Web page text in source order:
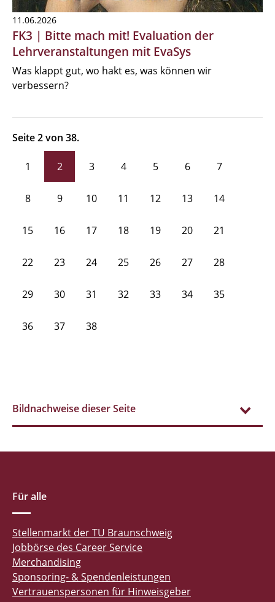
11.06.2026
FK3 | Bitte mach mit! Evaluation der
Lehrveranstaltungen mit EvaSys
Was klappt gut, wo hakt es, was können wir
verbessern?
Seite 2 von 38.
1 2 3 4 5 6 7
8 9 10 11 12 13 14
15 16 17 18 19 20 21
22 23 24 25 26 27 28
29 30 31 32 33 34 35
36 37 38
Bildnachweise dieser Seite
Für alle
Stellenmarkt der TU Braunschweig
Jobbörse des Career Service
Merchandising
Sponsoring- & Spendenleistungen
Vertrauenspersonen für Hinweisgeber